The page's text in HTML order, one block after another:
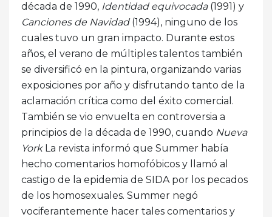
década de 1990, Identidad equivocada(1991) y
Canciones de Navidad(1994), ninguno de los
cuales tuvo un gran impacto. Durante estos
años, el verano de múltiples talentos también
se diversificó en la pintura, organizando varias
exposiciones por año y disfrutando tanto de la
aclamación crítica como del éxito comercial.
También se vio envuelta en controversia a
principios de la década de 1990, cuando Nueva
YorkLa revista informó que Summer había
hecho comentarios homofóbicos y llamó al
castigo de la epidemia de SIDA por los pecados
de los homosexuales. Summer negó
vociferantemente hacer tales comentarios y